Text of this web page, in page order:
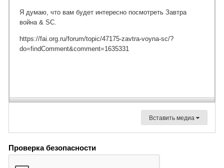
Вставить медиа
Проверка безопасности